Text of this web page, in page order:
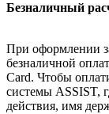
Безналичный
При оформлении
безналичной
Card. Чтобы
системы ASSIST,
действия, имя